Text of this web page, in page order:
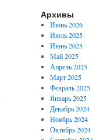
Архивы
Июнь 2026
Июль 2025
Июнь 2025
Май 2025
Апрель 2025
Март 2025
Февраль 2025
Январь 2025
Декабрь 2024
Ноябрь 2024
Октябрь 2024